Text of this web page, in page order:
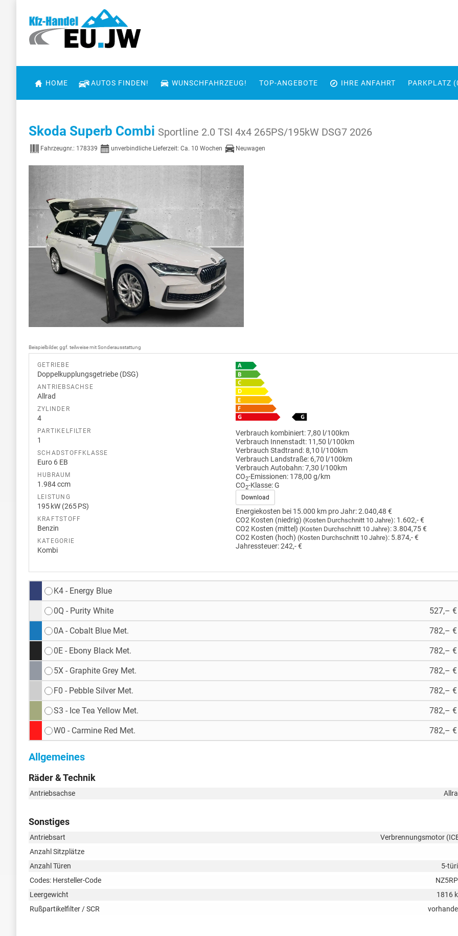
HOME AUTOS FINDEN! WUNSCHFAHRZEUG! TOP-ANGEBOTE IHRE ANFAHRT PARKPLATZ (
Skoda Superb Combi Sportline 2.0 TSI 4x4 265PS/195kW DSG7 2026
Fahrzeugnr.: 178339 unverbindliche Lieferzeit: Ca. 10 Wochen Neuwagen
Beispielbilder, ggf. teilweise mit Sonderausstattung
GETRIEBE
Doppelkupplungsgetriebe (DSG)
ANTRIEBSACHSE
Allrad
ZYLINDER
4
PARTIKELFILTER
1
SCHADSTOFFKLASSE
Euro 6 EB
HUBRAUM
1.984 ccm
LEISTUNG
195 kW (265 PS)
KRAFTSTOFF
Benzin
KATEGORIE
Kombi
Verbrauch kombiniert:7,80 l/100km
Verbrauch Innenstadt: 11,50 l/100km
Verbrauch Stadtrand:8,10 l/100km
Verbrauch Landstraße: 6,70 l/100km
Verbrauch Autobahn:7,30 l/100km
CO2-Emissionen: 178,00 g/km
CO2-Klasse:G
Download
Energiekosten bei 15.000 km pro Jahr:2.040,48 €
CO2 Kosten (niedrig) (Kosten Durchschnitt 10 Jahre): 1.602,- €
CO2 Kosten (mittel) (Kosten Durchschnitt 10 Jahre):3.804,75 €
CO2 Kosten (hoch) (Kosten Durchschnitt 10 Jahre): 5.874,- €
Jahressteuer:242,- €
K4 - Energy Blue
0Q - Purity White 527,– €
0A - Cobalt Blue Met. 782,– €
0E - Ebony Black Met. 782,– €
5X - Graphite Grey Met. 782,– €
F0 - Pebble Silver Met. 782,– €
S3 - Ice Tea Yellow Met. 782,– €
W0 - Carmine Red Met. 782,– €
Allgemeines
Räder & Technik
Antriebsachse
Sonstiges
Antriebsart
Verbrennungsmotor
Anzahl Sitzplätze
Anzahl Türen
5-
Codes: Hersteller-Code
Leergewicht
1816
Rußpartikelfilter / SCR